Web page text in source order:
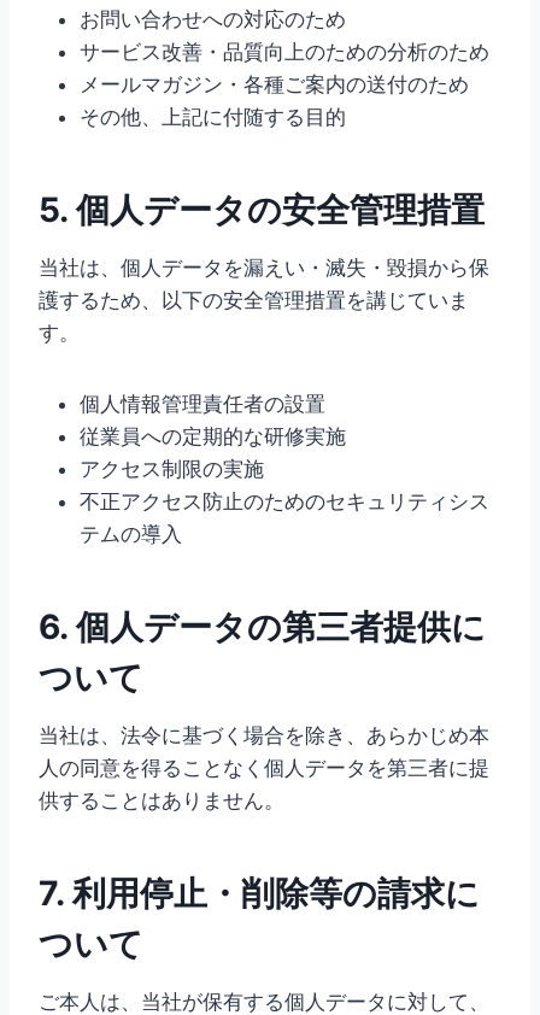
お問い合わせへの対応のため
サービス改善・品質向上のための分析のため
メールマガジン・各種ご案内の送付のため
その他、上記に付随する目的
5. 個人データの安全管理措置
当社は、個人データを漏えい・滅失・毀損から保
護するため、以下の安全管理措置を講じていま
す。
個人情報管理責任者の設置
従業員への定期的な研修実施
アクセス制限の実施
不正アクセス防止のためのセキュリティシス
テムの導入
6. 個人データの第三者提供に
ついて
当社は、法令に基づく場合を除き、あらかじめ本
人の同意を得ることなく個人データを第三者に提
供することはありません。
7. 利用停止・削除等の請求に
ついて
ご本人は、当社が保有する個人データに対して、